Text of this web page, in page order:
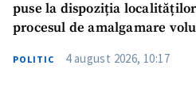
puse la dispoziția
procesul de amalgamare
POLITIC 4 august 2026, 10:17